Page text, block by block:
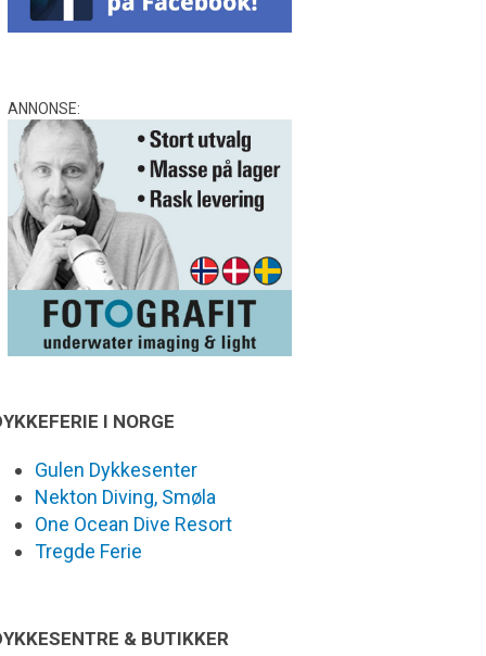
ANNONSE:
I NORGE
Gulen Dykkesenter
Nekton Diving, Smøla
One Ocean Dive Resort
Tregde Ferie
& BUTIKKER